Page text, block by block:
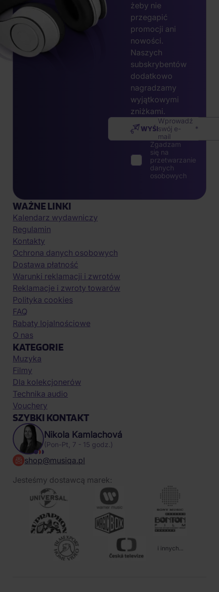
żeby nie
przegapić
promocji ani
nowości.
Naszych
subskrybentów
dodatkowo
nagradzamy
wyjątkowymi
zniżkami.
Wprowadź
swój e-
mail
WYŚLIJ
Zgadzam
się na
przetwarzanie
danych
osobowych
WAŻNE LINKI
Kalendarz wydawniczy
Regulamin
Kontakty
Ochrona danych osobowych
Dostawa płatność
Warunki reklamacji i zwrotów
Reklamacje i zwroty towarów
Polityka cookies
FAQ
Rabaty lojalnościowe
O nas
KATEGORIE
Muzyka
Filmy
Dla kolekcjonerów
Technika audio
Vouchery
SZYBKI KONTAKT
Nikola Kamlachová
(Pon-Pt, 7 - 15 godz.)
shop@musiqa.pl
Jesteśmy dostawcą marek:
i innych...